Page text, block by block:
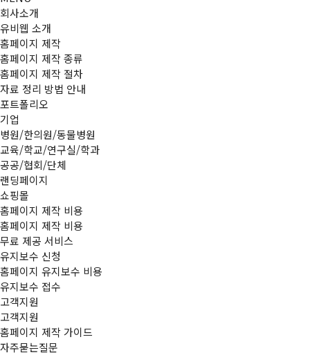
회사소개
유비웹 소개
홈페이지 제작
홈페이지 제작 종류
홈페이지 제작 절차
자료 정리 방법 안내
포트폴리오
기업
병원/한의원/동물병원
교육/학교/연구실/학과
공공/협회/단체
랜딩페이지
쇼핑몰
홈페이지 제작 비용
홈페이지 제작 비용
무료 제공 서비스
유지보수 신청
홈페이지 유지보수 비용
유지보수 접수
고객지원
고객지원
홈페이지 제작 가이드
자주묻는질문